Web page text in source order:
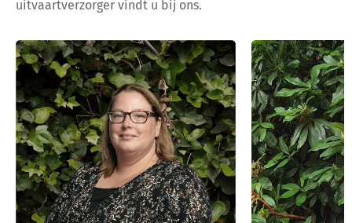
uitvaartverzorger vindt u bij ons.